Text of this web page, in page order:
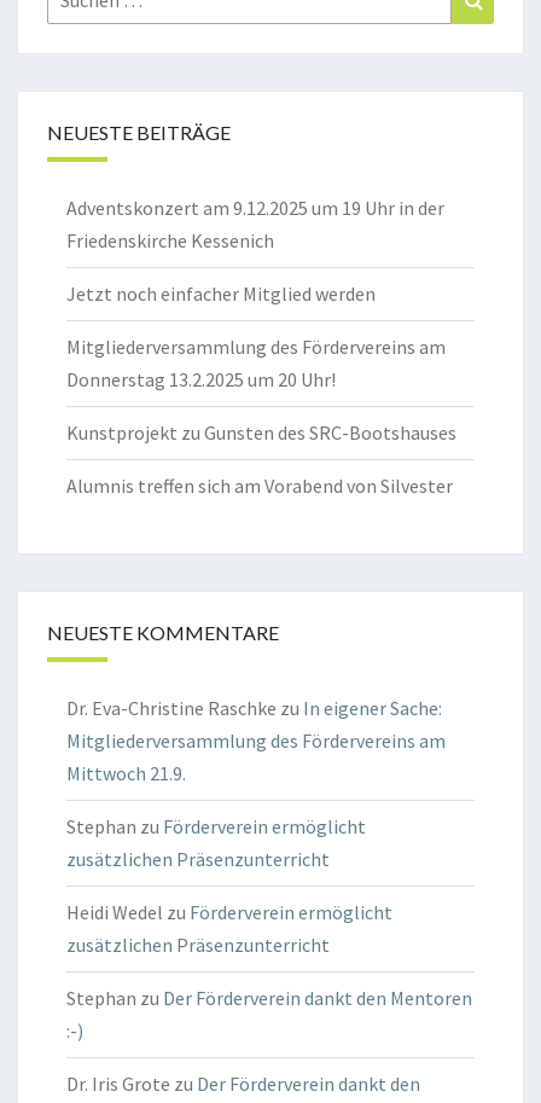
nach:
NEUESTE BEITRÄGE
Adventskonzert am 9.12.2025 um 19 Uhr in der
Friedenskirche Kessenich
Jetzt noch einfacher Mitglied werden
Mitgliederversammlung des Fördervereins am
Donnerstag 13.2.2025 um 20 Uhr!
Kunstprojekt zu Gunsten des SRC-Bootshauses
Alumnis treffen sich am Vorabend von Silvester
NEUESTE KOMMENTARE
Dr. Eva-Christine Raschke zu In eigener Sache:
Mitgliederversammlung des Fördervereins am
Mittwoch 21.9.
Stephan zu Förderverein ermöglicht
zusätzlichen Präsenzunterricht
Heidi Wedel zu Förderverein ermöglicht
zusätzlichen Präsenzunterricht
Stephan zu Der Förderverein dankt den Mentoren
:-)
Dr. Iris Grote zu Der Förderverein dankt den